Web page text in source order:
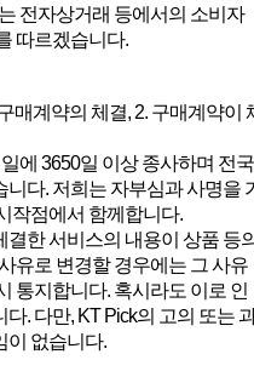
전자상거래 등에서의 소비자
따르겠습니다.
매계약의 체결, 2. 구매계약이
에 3650일 이상 종사하며 전국
다. 저희는 자부심과 사명을
작점에서 함께합니다.
한 서비스의 내용이 상품 등
유로 변경할 경우에는 그 사유
통지합니다. 혹시라도 이로 인
. 다만, KT Pick의 고의 또는
이 없습니다.